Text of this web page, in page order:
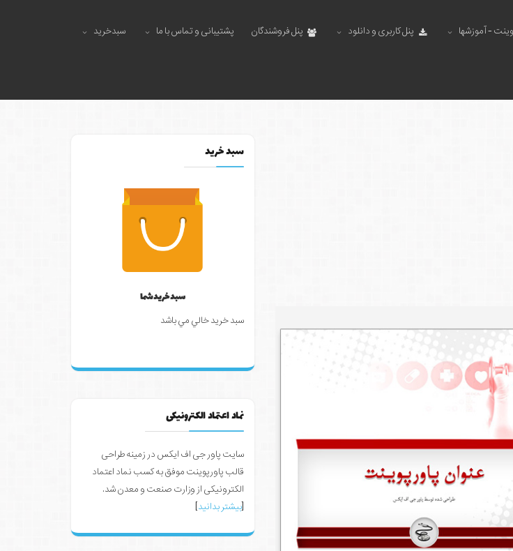
- آموزشها پنل کاربری و دانلود پنل فروشندگان پشتیبانی و تماس با ما سبدخرید
سبد خرید
سبد خرید شما
سبد خرید خالي مي باشد
نماد اعتماد الکترونیکی
سایت پاور جی اف ایکس در زمینه طراحی
قالب پاورپوینت موفق به کسب نماد اعتماد
الکترونیکی از وزارت صنعت و معدن شد.
[بیشتر بدانید]